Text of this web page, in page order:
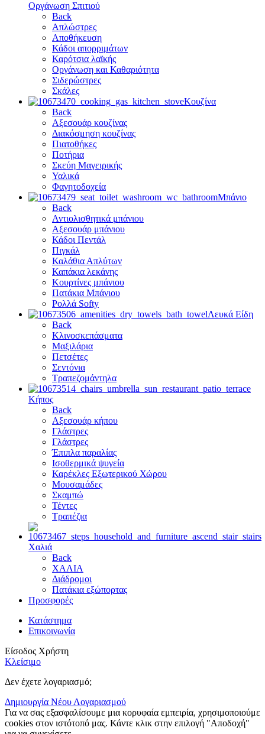
Οργάνωση Σπιτιού
Back
Απλώστρες
Αποθήκευση
Κάδοι απορριμάτων
Καρότσια λαϊκής
Οργάνωση και Καθαριότητα
Σιδερώστρες
Σκάλες
Κουζίνα
Back
Αξεσουάρ κουζίνας
Διακόσμηση κουζίνας
Πιατοθήκες
Ποτήρια
Σκεύη Μαγειρικής
Υαλικά
Φαγητοδοχεία
Μπάνιο
Back
Αντιολισθητικά μπάνιου
Αξεσουάρ μπάνιου
Κάδοι Πεντάλ
Πιγκάλ
Καλάθια Απλύτων
Καπάκια λεκάνης
Κουρτίνες μπάνιου
Πατάκια Μπάνιου
Ρολλά Softy
Λευκά Είδη
Back
Κλινοσκεπάσματα
Μαξιλάρια
Πετσέτες
Σεντόνια
Τραπεζομάντηλα
Κήπος
Back
Αξεσουάρ κήπου
Γλάστρες
Γλάστρες
Έπιπλα παραλίας
Ισοθερμικά ψυγεία
Καρέκλες Εξωτερικού Χώρου
Μουσαμάδες
Σκαμπώ
Τέντες
Τραπέζια
Χαλιά
Back
ΧΑΛΙΑ
Διάδρομοι
Πατάκια εξώπορτας
Προσφορές
Κατάστημα
Επικοινωνία
Είσοδος Χρήστη
Κλείσιμο
Δεν έχετε λογαριασμό;
Δημιουργία Νέου Λογαριασμού
Για να σας εξασφαλίσουμε μια κορυφαία εμπειρία, χρησιμοποιούμε
cookies στον ιστότοπό μας. Κάντε κλικ στην επιλογή "Αποδοχή"